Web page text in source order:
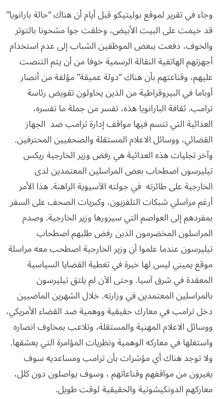
وجاء في تقرير لموقع بوليتيكو قبل أيام أن هناك “حالة بارانويا”
قد خيمت على البيت الأبيض، وخلقت جوا مشحونا بالتوتر
والخوف، دفعت ببعض الموظفين الشباب إلى عدم استخدام
أجهزتهم الهاتفية النقالة الرسمية خوفا من أن يتم التنصت
عليهم، وقناعتهم بأن هناك “دولة عميقة” مؤلفة من أنصار
أوباما في البيروقراطية من الذين يحاولون تقويض رئاسة
ترامب. ثقافة البارانويا هذه، تفسر من جملة ما تفسره،
العدائية التي تتسم فيها مواقف إدارة ترامب ضد الجهاز
القضائي، ووسائل الاعلام المستقلة والصحفيين المحترفين.
وآخر تجليات هذه العدائية هي رفض وزير الخارجية ريكس
تيليرسون اصطحاب بعض المراسلين المعتمدين لدى
الخارجية على طائرته في جولته الآسيوية الراهنة. هذا الأمر
أرغم مراسلي شبكات التلفزيون، وكبريات الصحف على السفر
بمفردهم إلى العواصم التي سيزورها وزير الخارجية. وصدم
المراسلون المخضرمون الذين رفض طلبهم اصطحاب
تيليرسون عندما علموا أن وزير الخارجية اصطحب معه مراسلة
موقع يميني ليس لها خبرة في تغطية القضايا السياسية
المعقدة في شرق آسيا. وحتى الآن لم يلتق تيليرسون
بالمراسلين المعتمدين في وزارته. خلال الشهرين الماضيين
دخل ترامب في معارك حقيقية ووهمية ضد القضاء الأمريكي،
ووسائل الاعلام المهنية والمستقلة، وتلاعب بمخاوف انصاره
واستغلها في معاركه الوهمية ونظريات المؤامرة التي يعشقها.
ولا توجد هناك أي مؤشرات بأن ترامب ومساعديه سوف
يغيرون من مواقفهم وقناعاتهم ، وسوف يواصلون دون كلل،
معاركهم الدونكيشوتية والحقيقية لوقت طويل.